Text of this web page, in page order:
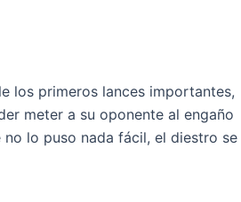
los primeros lances importantes,
meter a su oponente al engaño
lo puso nada fácil, el diestro se